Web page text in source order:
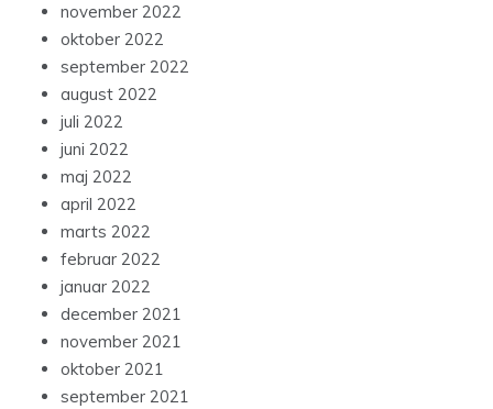
november 2022
oktober 2022
september 2022
august 2022
juli 2022
juni 2022
maj 2022
april 2022
marts 2022
februar 2022
januar 2022
december 2021
november 2021
oktober 2021
september 2021